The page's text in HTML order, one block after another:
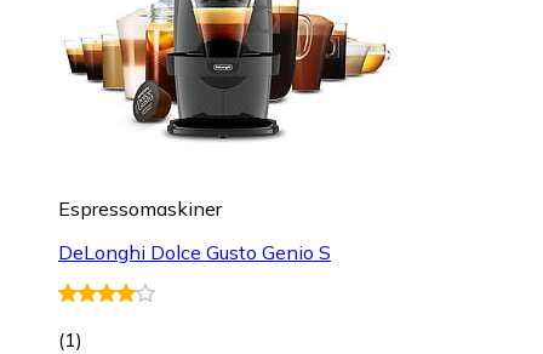
Espressomaskiner
DeLonghi Dolce Gusto Genio S
(1)